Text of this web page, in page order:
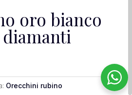
oro bianco
Orecchini rubino